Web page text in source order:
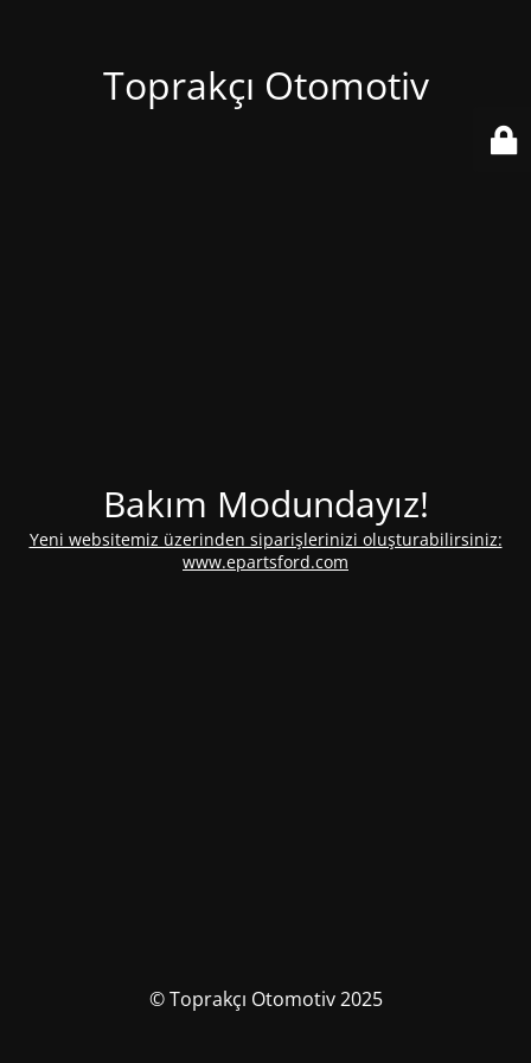
Toprakçı Otomotiv
Bakım Modundayız!
Yeni websitemiz üzerinden siparişlerinizi oluşturabilirsiniz:
www.epartsford.com
© Toprakçı Otomotiv 2025